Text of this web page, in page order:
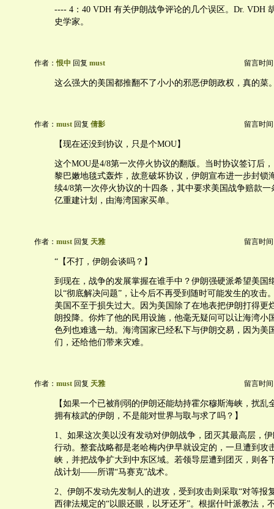
---- 4：40 VDH 有关伊朗战争评论的几个误区。Dr. VDH
史学家。
作者：恨中 回复 must 留言时间
这么强大的美国都推翻不了小小的邪恶伊朗政权，真的菜
作者： must 回复 倩影 留言时间
【现在还没到协议，只是个MOU】
这个MOU是4/8第一次停火协议的翻版。当时协议签订后
黎巴嫩地毯式轰炸，故意破坏协议，伊朗宣布进一步封锁
续4/8第一次停火协议的十四条，其中要求美国战争赔款一
亿重建计划，由海湾国家买单。
作者： must 回复 天雅 留言时间
“【不打，伊朗会谈吗？】
到现在，战争的发展掌握在谁手中？伊朗强硬派希望美国
以“彻底解决问题”，让今后不再受到随时可能发生的攻击
美国不至于损失过大。因为美国除了在地表把伊朗打得更
朗投降。你炸了他的民用设施，他毫无疑问可以让海湾小
色列也难逃一劫。海湾国家已经私下与伊朗交易，因为美
们，还给他们带来灾难。
作者： must 回复 天雅 留言时间
【如果一个已被削弱的伊朗还能劫持霍尔穆斯海峡，扰乱
拥有核武的伊朗，不是能对世界与取与求了吗？】
1、如果这次美以没有发动对伊朗战争，团灭其最高层，
行动。整套战略都是老哈梅内伊早就设定的，一旦遭到攻
峡，并把战争扩大到中东区域。若领导层遭到团灭，则各
战计划——所谓“马赛克”战术。
2、伊朗不发动先发制人的进攻，受到攻击则采取“对等报
西律法规定的“以眼还眼，以牙还牙”。根据什叶派教法，